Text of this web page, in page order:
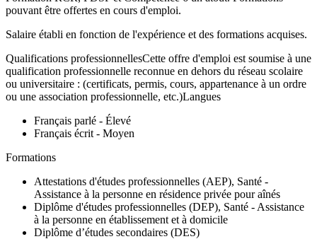
pouvant être offertes en cours d'emploi.
Salaire établi en fonction de l'expérience et des formations acquises.
Qualifications professionnellesCette offre d'emploi est soumise à une
qualification professionnelle reconnue en dehors du réseau scolaire
ou universitaire : (certificats, permis, cours, appartenance à un ordre
ou une association professionnelle, etc.)Langues
Français parlé - Élevé
Français écrit - Moyen
Formations
Attestations d'études professionnelles (AEP), Santé -
Assistance à la personne en résidence privée pour aînés
Diplôme d'études professionnelles (DEP), Santé - Assistance
à la personne en établissement et à domicile
Diplôme d’études secondaires (DES)